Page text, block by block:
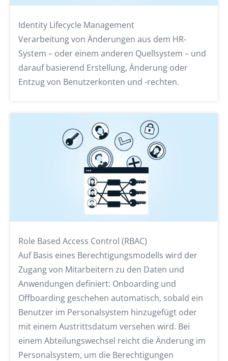
Identity Lifecycle Management
Verarbeitung von Änderungen aus dem HR-
System – oder einem anderen Quellsystem – und
darauf basierend Erstellung, Änderung oder
Entzug von Benutzerkonten und -rechten.
Role Based Access Control (RBAC)
Auf Basis eines Berechtigungsmodells wird der
Zugang von Mitarbeitern zu den Daten und
Anwendungen definiert: Onboarding und
Offboarding geschehen automatisch, sobald ein
Benutzer im Personalsystem hinzugefügt oder
mit einem Austrittsdatum versehen wird. Bei
einem Abteilungswechsel reicht die Änderung im
Personalsystem, um die Berechtigungen